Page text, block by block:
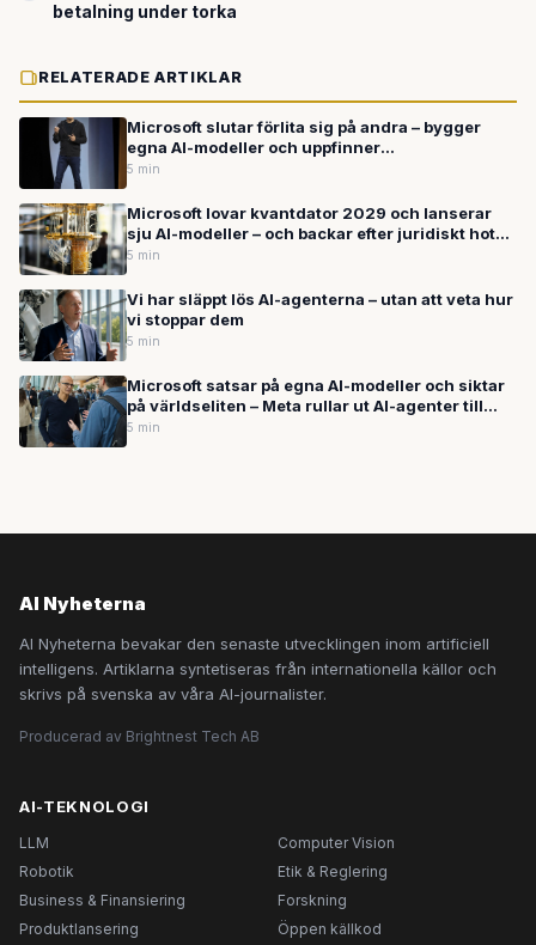
betalning under torka
RELATERADE ARTIKLAR
Microsoft slutar förlita sig på andra – bygger
egna AI-modeller och uppfinner
operativsystemet på nytt
5 min
Microsoft lovar kvantdator 2029 och lanserar
sju AI-modeller – och backar efter juridiskt hot
mot säkerhetsforskare
5 min
Vi har släppt lös AI-agenterna – utan att veta hur
vi stoppar dem
5 min
Microsoft satsar på egna AI-modeller och siktar
på världseliten – Meta rullar ut AI-agenter till
miljarder användare
5 min
AI Nyheterna
AI Nyheterna bevakar den senaste utvecklingen inom artificiell
intelligens. Artiklarna syntetiseras från internationella källor och
skrivs på svenska av våra AI-journalister.
Producerad av Brightnest Tech AB
AI-TEKNOLOGI
LLM
Computer Vision
Robotik
Etik & Reglering
Business & Finansiering
Forskning
Produktlansering
Öppen källkod